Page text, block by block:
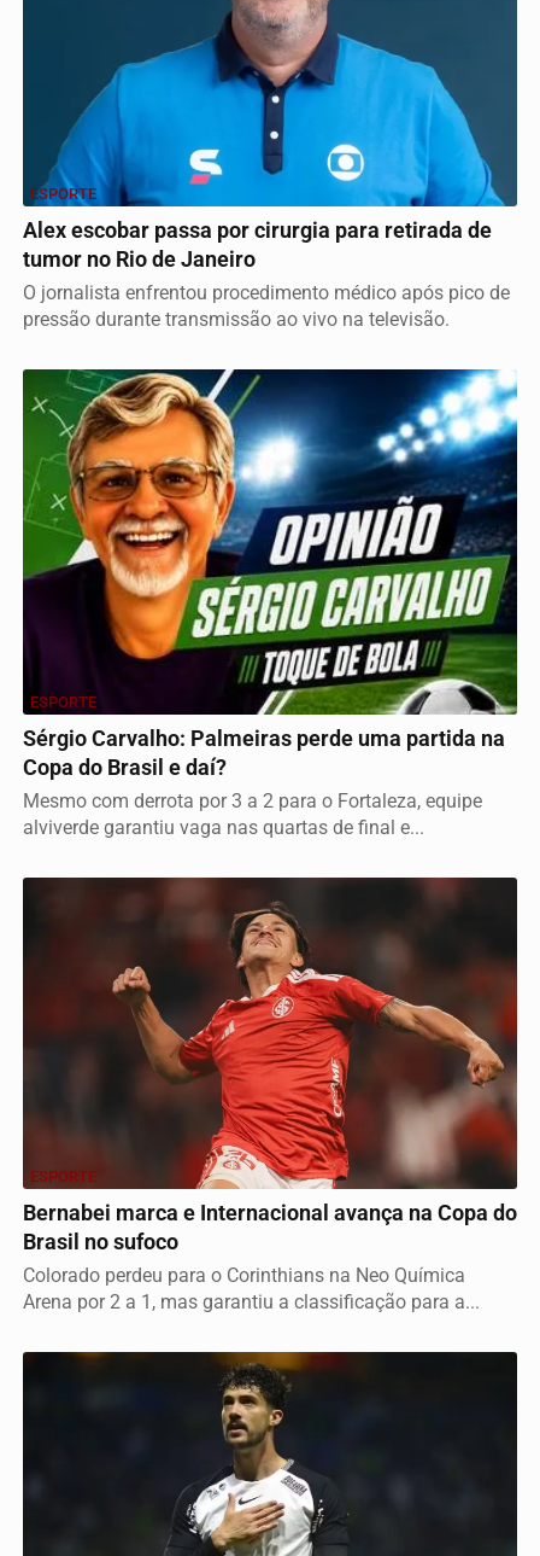
ESPORTE
Alex escobar passa por cirurgia para retirada de
tumor no Rio de Janeiro
O jornalista enfrentou procedimento médico após pico de
pressão durante transmissão ao vivo na televisão.
ESPORTE
Sérgio Carvalho: Palmeiras perde uma partida na
Copa do Brasil e daí?
Mesmo com derrota por 3 a 2 para o Fortaleza, equipe
alviverde garantiu vaga nas quartas de final e...
ESPORTE
Bernabei marca e Internacional avança na Copa do
Brasil no sufoco
Colorado perdeu para o Corinthians na Neo Química
Arena por 2 a 1, mas garantiu a classificação para a...